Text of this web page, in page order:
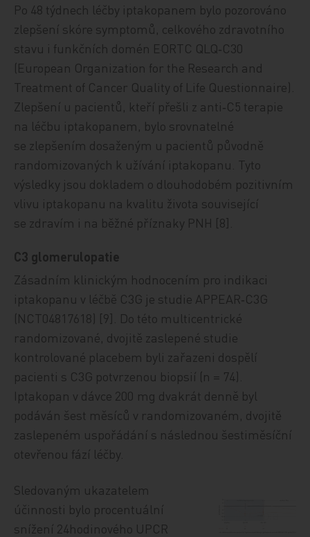
Po 48 týdnech léčby iptakopanem bylo pozorováno
zlepšení skóre symptomů, celkového zdravotního
stavu i funkčních domén EORTC QLQ‑C30
(European Organization for the Research and
Treatment of Cancer Quality of Life Questionnaire).
Zlepšení u pacientů, kteří přešli z anti‑C5 terapie
na léčbu iptakopanem, bylo srovnatelné
se zlepšením dosaženým u pacientů původně
randomizovaných k užívání iptakopanu. Tyto
výsledky jsou dokladem o dlouhodobém pozitivním
vlivu iptakopanu na kvalitu života související
se zdravím i na běžné příznaky PNH [8].
C3 glomerulopatie
Zásadním klinickým hodnocením pro indikaci
iptakopanu v léčbě C3G je studie APPEAR‑C3G
(NCT04817618) [9]. Do této multicentrické
randomizované, dvojitě zaslepené studie
kontrolované placebem byli zařazeni dospělí
pacienti s C3G potvrzenou biopsií (n = 74).
Iptakopan v dávce 200 mg dvakrát denně byl
podáván šest měsíců v randomizovaném, dvojitě
zaslepeném uspořádání s následnou šestiměsíční
otevřenou fází léčby.
Sledovaným ukazatelem
účinnosti bylo procentuální
snížení 24hodinového UPCR